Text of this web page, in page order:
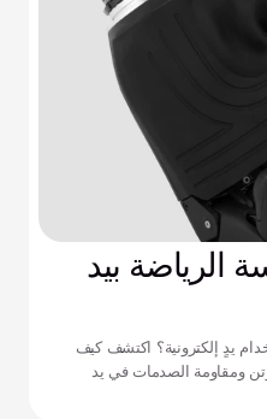
الرياضة بيد
يدٍ إلكترونية؟ اكتشف كيف
القبضة التي تبلغ 152 نيوتن ومقاومة الصدمات في يد